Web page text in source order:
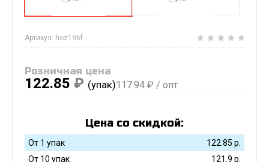
Артикул: hoz196f
Розничная цена
122.85 ₽ (упак)117.94 ₽ / опт
Цена со скидкой:
От 1 упак 122.85 р.
От 10 упак
121.9 р.